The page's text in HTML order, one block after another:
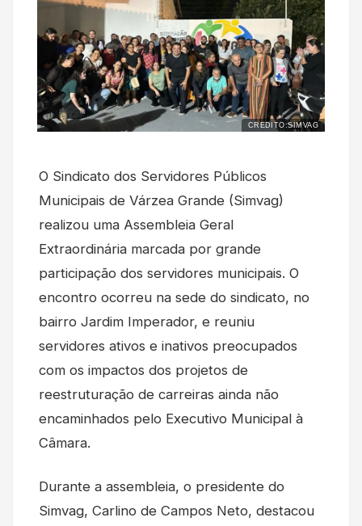
CREDITO:SIMVAG
O Sindicato dos Servidores Públicos
Municipais de Várzea Grande (Simvag)
realizou uma Assembleia Geral
Extraordinária marcada por grande
participação dos servidores municipais. O
encontro ocorreu na sede do sindicato, no
bairro Jardim Imperador, e reuniu
servidores ativos e inativos preocupados
com os impactos dos projetos de
reestruturação de carreiras ainda não
encaminhados pelo Executivo Municipal à
Câmara.
Durante a assembleia, o presidente do
Simvag, Carlino de Campos Neto, destacou